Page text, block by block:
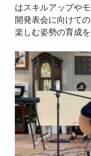
はスキルアップや
開発表会に向けて
楽しむ姿勢の育成